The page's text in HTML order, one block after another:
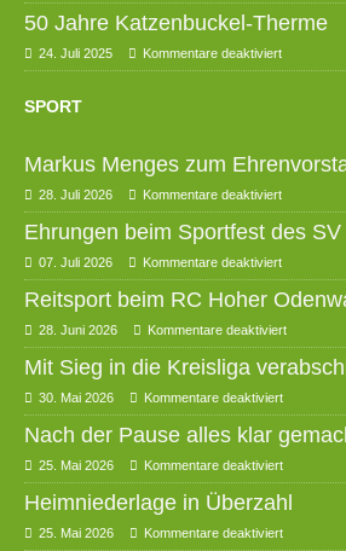
50 Jahre Katzenbuckel-Therme
24. Juli 2025 Kommentare deaktiviert
SPORT
Markus Menges zum
28. Juli 2026 Kommentare deaktiviert
Ehrungen beim Sportfest des
07. Juli 2026 Kommentare deaktiviert
Reitsport beim RC Hoher
28. Juni 2026 Kommentare deaktiviert
Mit Sieg in die Kreisliga
30. Mai 2026 Kommentare deaktiviert
Nach der Pause alles klar
25. Mai 2026 Kommentare deaktiviert
Heimniederlage in Überzahl
25. Mai 2026 Kommentare deaktiviert